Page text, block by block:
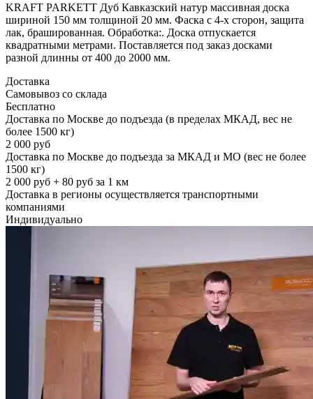
KRAFT PARKETT Дуб Кавказский натур массивная доска
шириной 150 мм толщиной 20 мм. Фаска с 4-х сторон, защита
лак, брашированная. Обработка:. Доска отпускается
квадратными метрами. Поставляется под заказ досками
разной длинны от 400 до 2000 мм.
Доставка
Самовывоз со склада
Бесплатно
Доставка по Москве до подъезда (в пределах МКАД, вес не
более 1500 кг)
2 000 руб
Доставка по Москве до подъезда за МКАД и МО (вес не более
1500 кг)
2 000 руб + 80 руб за 1 км
Доставка в регионы осуществляется транспортными
компаниями
Индивидуально